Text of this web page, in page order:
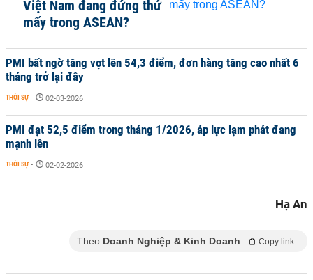
Việt Nam đang đứng thứ
mấy trong ASEAN?
PMI bất ngờ tăng vọt lên 54,3 điểm, đơn hàng tăng cao nhất 6
tháng trở lại đây
THỜI SỰ - 02-03-2026
PMI đạt 52,5 điểm trong tháng 1/2026, áp lực lạm phát đang
mạnh lên
THỜI SỰ - 02-02-2026
Hạ An
Theo Doanh Nghiệp & Kinh Doanh Copy link